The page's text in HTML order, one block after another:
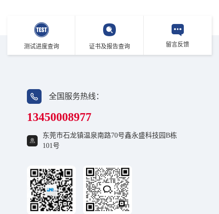
测试进度查询 证书及报告查询 留言反馈
全国服务热线：
13450008977
东莞市石龙镇温泉南路70号鑫永盛科技园B栋
101号